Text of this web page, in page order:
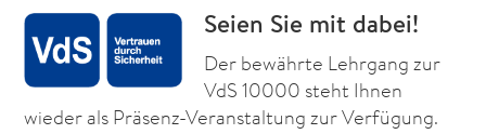
Seien Sie mit dabei!
Der bewährte Lehrgang zur
VdS 10000 steht Ihnen
wieder als Präsenz-Veranstaltung zur Verfügung.